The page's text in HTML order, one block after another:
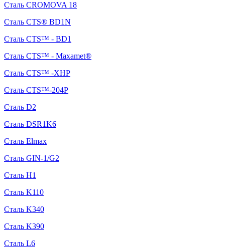
Сталь CROMOVA 18
Сталь CTS® BD1N
Сталь CTS™ - BD1
Сталь CTS™ - Maxamet®
Сталь CTS™ -XHP
Сталь CTS™-204P
Сталь D2
Сталь DSR1K6
Сталь Elmax
Сталь GIN-1/G2
Сталь H1
Сталь K110
Сталь K340
Сталь K390
Сталь L6